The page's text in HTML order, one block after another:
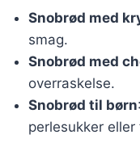
Snobrød med
smag.
Snobrød med
overraskelse.
Snobrød til børn
perlesukker